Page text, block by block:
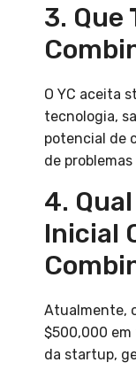
3. Que
O YC aceita
tecnologia,
potencial de
de
4.
Inicial
Atualmente,
$500,000
da startup,